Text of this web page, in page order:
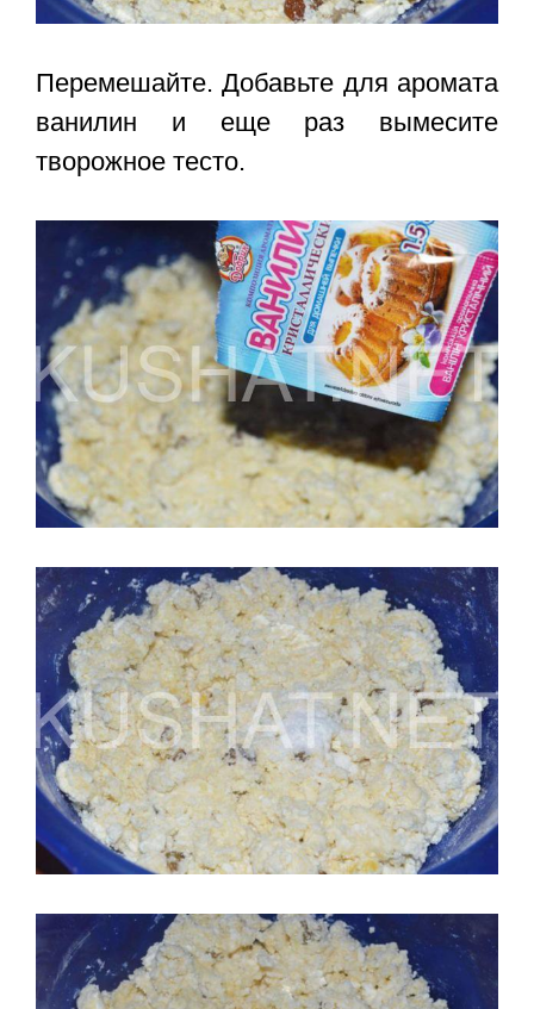
Перемешайте. Добавьте для аромата
ванилин и еще раз вымесите
творожное тесто.